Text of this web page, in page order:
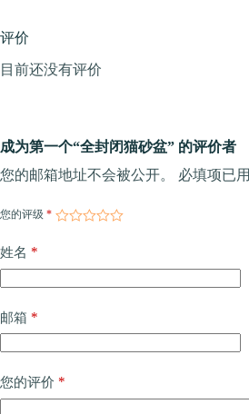
评价
目前还没有评价
成为第一个“全封闭猫砂盆” 的评价者
您的邮箱地址不会被公开。
必填项已用
您的评级 *
姓名 *
邮箱 *
您的评价 *